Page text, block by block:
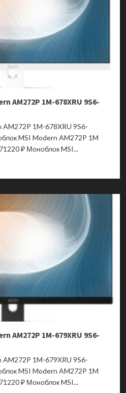
AM272P 1M-678XRU 9S6-
1M-678XRU 9S6-
MSI Modern AM272P 1M
₽ Моноблок MSI...
AM272P 1M-679XRU 9S6-
1M-679XRU 9S6-
MSI Modern AM272P 1M
₽ Моноблок MSI...